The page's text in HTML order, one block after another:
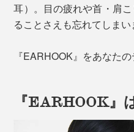
耳）。目の疲れや首・肩
ることさえも忘れてしまい
『EARHOOK』をあなた
『EARHOOK』